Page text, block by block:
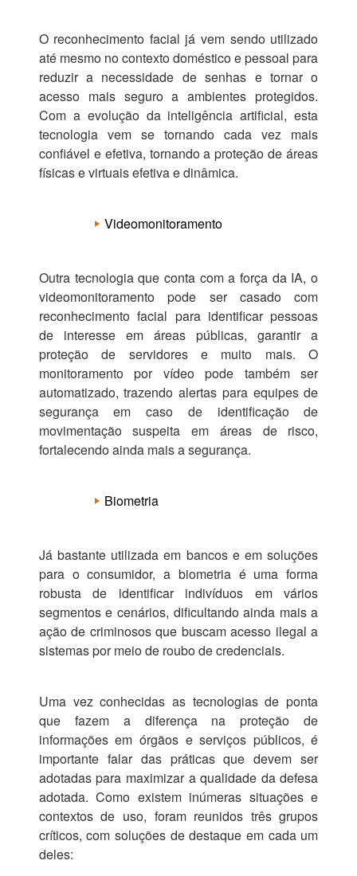
O reconhecimento facial já vem sendo utilizado
até mesmo no contexto doméstico e pessoal para
reduzir a necessidade de senhas e tornar o
acesso mais seguro a ambientes protegidos.
Com a evolução da inteligência artificial, esta
tecnologia vem se tornando cada vez mais
confiável e efetiva, tornando a proteção de áreas
físicas e virtuais efetiva e dinâmica.
Videomonitoramento
Outra tecnologia que conta com a força da IA, o
videomonitoramento pode ser casado com
reconhecimento facial para identificar pessoas
de interesse em áreas públicas, garantir a
proteção de servidores e muito mais. O
monitoramento por vídeo pode também ser
automatizado, trazendo alertas para equipes de
segurança em caso de identificação de
movimentação suspeita em áreas de risco,
fortalecendo ainda mais a segurança.
Biometria
Já bastante utilizada em bancos e em soluções
para o consumidor, a biometria é uma forma
robusta de identificar indivíduos em vários
segmentos e cenários, dificultando ainda mais a
ação de criminosos que buscam acesso ilegal a
sistemas por meio de roubo de credenciais.
Uma vez conhecidas as tecnologias de ponta
que fazem a diferença na proteção de
informações em órgãos e serviços públicos, é
importante falar das práticas que devem ser
adotadas para maximizar a qualidade da defesa
adotada. Como existem inúmeras situações e
contextos de uso, foram reunidos três grupos
críticos, com soluções de destaque em cada um
deles: